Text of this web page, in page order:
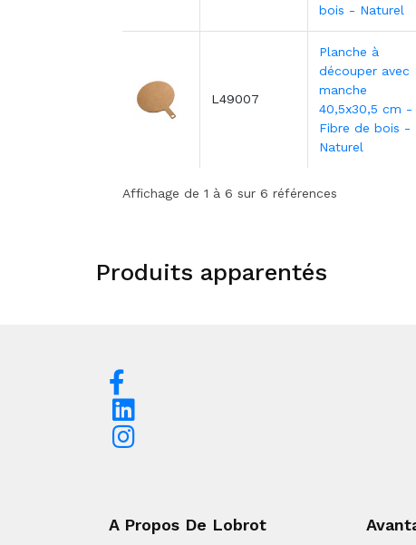
bois - Naturel
L49007
Planche à
découper avec
manche
40,5x30,5 cm -
Fibre de bois -
Naturel
Affichage de 1 à 6 sur 6 références
Produits apparentés
A Propos De Lobrot